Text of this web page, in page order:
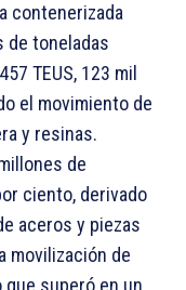
contenerizada
de toneladas
TEUS, 123 mil
el movimiento de
y resinas.
de
ciento, derivado
aceros y piezas
movilización de